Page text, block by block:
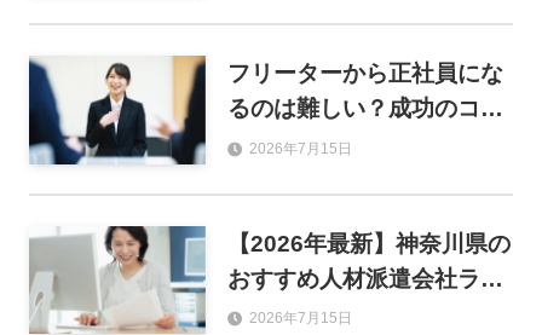
フリーターから正社員にな
るのは難しい？成功のコツ
とおすすめ職種を解説
2026年7月15日
【2026年最新】神奈川県の
おすすめ人材派遣会社ラン
キング46選！単発・事務・
2026年7月15日